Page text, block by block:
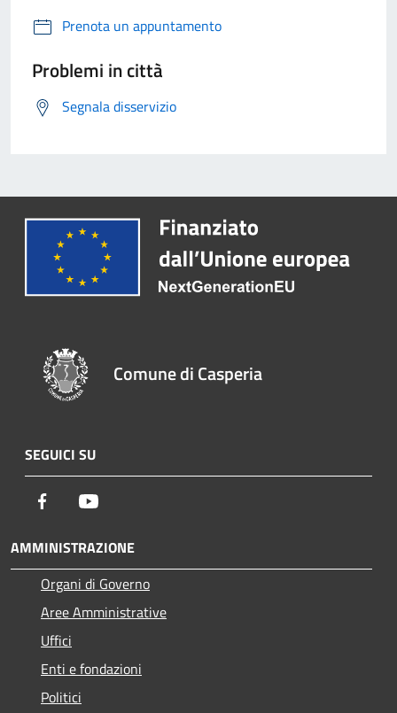
Prenota un appuntamento
Problemi in città
Segnala disservizio
Comune di Casperia
SEGUICI SU
Facebook
AMMINISTRAZIONE
Organi di Governo
Aree Amministrative
Uffici
Enti e fondazioni
Politici